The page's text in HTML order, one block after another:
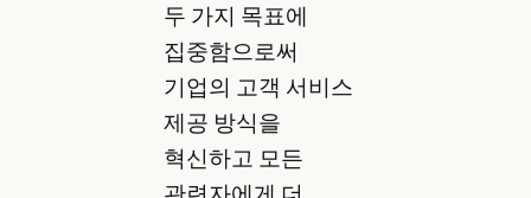
두 가지 목표에
집중함으로써
기업의 고객 서비스
제공 방식을
혁신하고 모든